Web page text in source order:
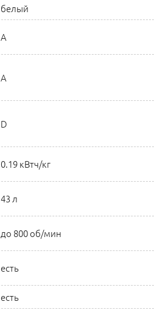
белый
A
A
D
0.19 кВтч/кг
43 л
до 800 об/мин
есть
есть